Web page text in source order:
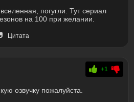
погугли. Тут сериал
на 100 при желании.
Цитата
+1
озвучку пожалуйста.